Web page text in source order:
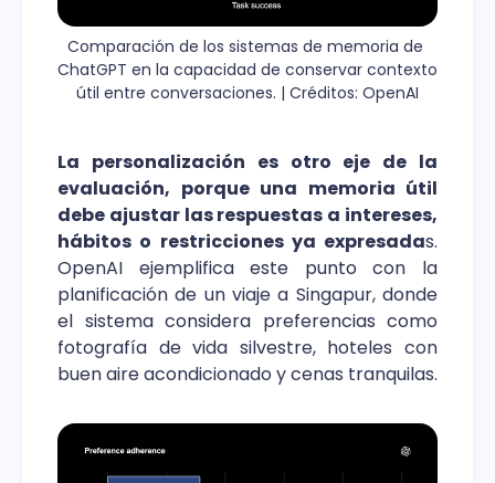
Comparación de los sistemas de memoria de
ChatGPT en la capacidad de conservar contexto
útil entre conversaciones. | Créditos: OpenAI
La personalización es otro eje de la
evaluación, porque una memoria útil
debe ajustar las respuestas a intereses,
hábitos o restricciones ya expresadas.
OpenAI ejemplifica este punto con la
planificación de un viaje a Singapur, donde
el sistema considera preferencias como
fotografía de vida silvestre, hoteles con
buen aire acondicionado y cenas tranquilas.